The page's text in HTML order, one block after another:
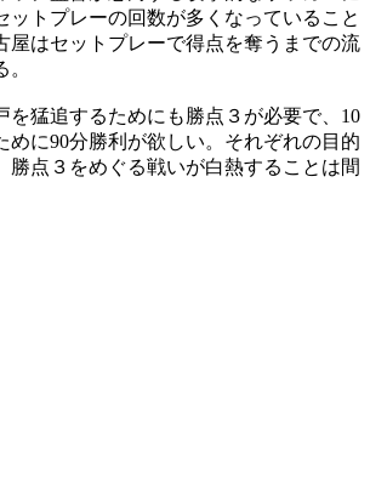
ットプレーの回数が多くなっていること
屋はセットプレーで得点を奪うまでの流
を猛追するためにも勝点３が必要で、10
めに90分勝利が欲しい。それぞれの目的
勝点３をめぐる戦いが白熱することは間